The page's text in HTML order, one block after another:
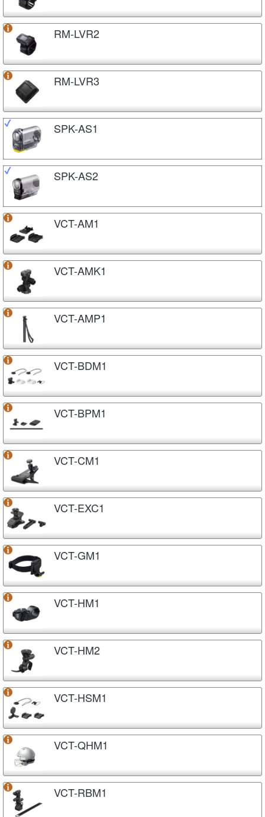
RM-LVR2
RM-LVR3
SPK-AS1
SPK-AS2
VCT-AM1
VCT-AMK1
VCT-AMP1
VCT-BDM1
VCT-BPM1
VCT-CM1
VCT-EXC1
VCT-GM1
VCT-HM1
VCT-HM2
VCT-HSM1
VCT-QHM1
VCT-RBM1